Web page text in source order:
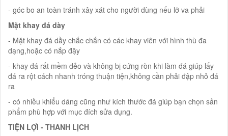
- góc bo an toàn tránh xây xát cho người dùng nếu lỡ va phải
Mặt khay đá dày
- Mặt khay đá dầy chắc chắn có các khay viên với hình thù đa
dạng,hoặc có nắp đậy
- khay đá rất mềm dẻo và không bị cứng ròn khi làm đá giúp lấy
đá ra rột cách nhanh tróng thuận tiện,không cần phải đập nhỏ đá
ra
- có nhiều khiểu dáng cũng như kích thước đá giúp bạn chọn sản
phẩm phù hợp với mục đích sửa dụng.
TIỆN LỢI - THANH LỊCH